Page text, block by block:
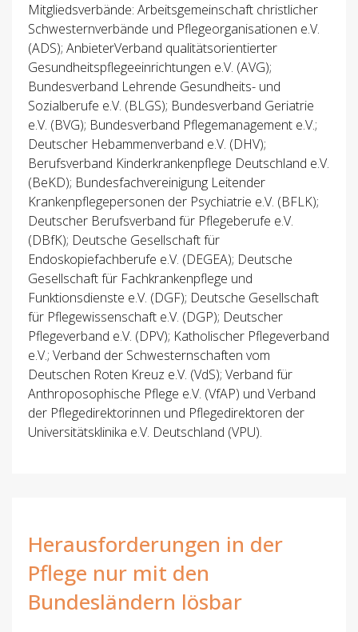
Mitgliedsverbände: Arbeitsgemeinschaft christlicher
Schwesternverbände und Pflegeorganisationen e.V.
(ADS); AnbieterVerband qualitätsorientierter
Gesundheitspflegeeinrichtungen e.V. (AVG);
Bundesverband Lehrende Gesundheits- und
Sozialberufe e.V. (BLGS); Bundesverband Geriatrie
e.V. (BVG); Bundesverband Pflegemanagement e.V.;
Deutscher Hebammenverband e.V. (DHV);
Berufsverband Kinderkrankenpflege Deutschland e.V.
(BeKD); Bundesfachvereinigung Leitender
Krankenpflegepersonen der Psychiatrie e.V. (BFLK);
Deutscher Berufsverband für Pflegeberufe e.V.
(DBfK); Deutsche Gesellschaft für
Endoskopiefachberufe e.V. (DEGEA); Deutsche
Gesellschaft für Fachkrankenpflege und
Funktionsdienste e.V. (DGF); Deutsche Gesellschaft
für Pflegewissenschaft e.V. (DGP); Deutscher
Pflegeverband e.V. (DPV); Katholischer Pflegeverband
e.V.; Verband der Schwesternschaften vom
Deutschen Roten Kreuz e.V. (VdS); Verband für
Anthroposophische Pflege e.V. (VfAP) und Verband
der Pflegedirektorinnen und Pflegedirektoren der
Universitätsklinika e.V. Deutschland (VPU).
Herausforderungen in der
Pflege nur mit den
Bundesländern lösbar